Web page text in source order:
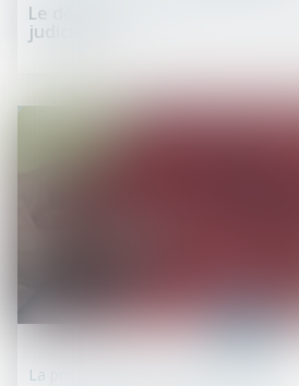
Le déroulement de la procédure
judiciaire
03
La procédure en schéma